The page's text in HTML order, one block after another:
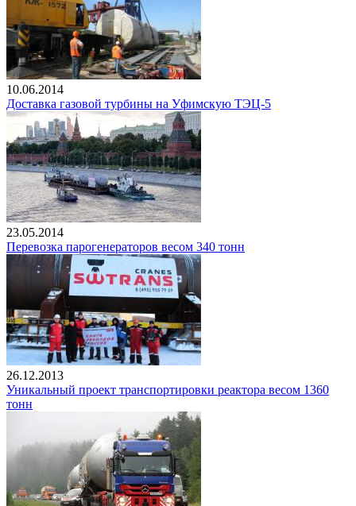
10.06.2014
Доставка газовой турбины на Уфимскую ТЭЦ-5
23.05.2014
Перевозка парогенераторов весом 340 тонн
26.12.2013
Уникальный проект транспортировки реактора весом 1360
тонн